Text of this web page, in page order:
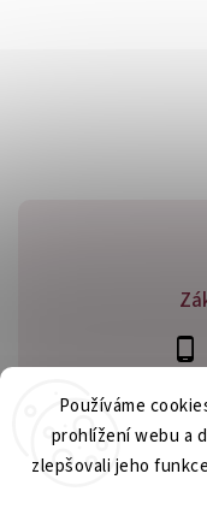
Používáme
prohlížení webu a
zlepšovali jeho